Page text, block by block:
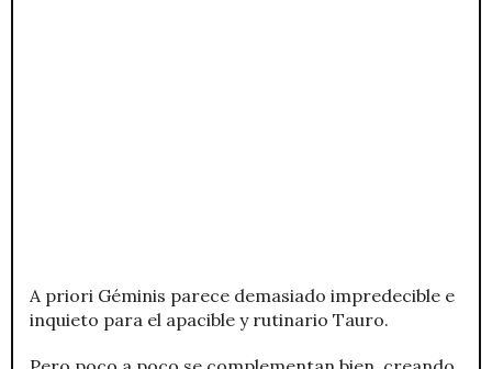
A priori Géminis parece demasiado impredecible e
inquieto para el apacible y rutinario Tauro.